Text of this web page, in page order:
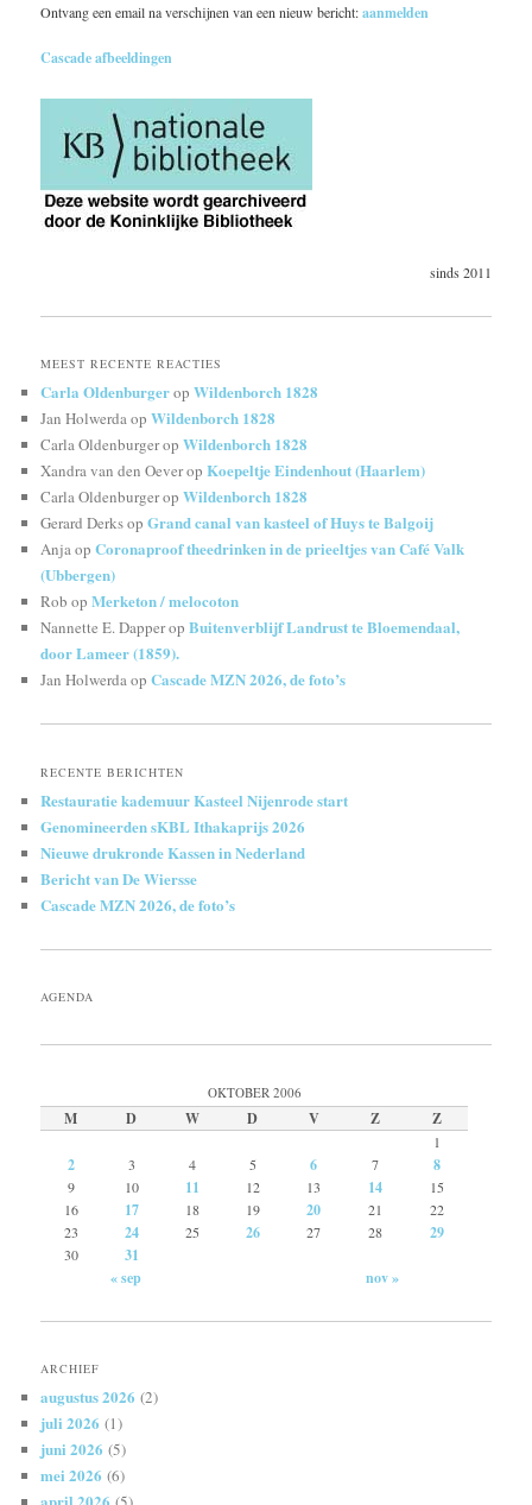
Ontvang een email na verschijnen van een nieuw bericht:aanmelden
Cascade afbeeldingen
sinds 2011
MEEST RECENTE REACTIES
Carla OldenburgeropWildenborch 1828
Jan HolwerdaopWildenborch 1828
Carla OldenburgeropWildenborch 1828
Xandra van den OeveropKoepeltje Eindenhout (Haarlem)
Carla OldenburgeropWildenborch 1828
Gerard DerksopGrand canal van kasteel of Huys te Balgoij
AnjaopCoronaproof theedrinken in de prieeltjes van Café Valk
(Ubbergen)
Rob opMerketon / melocoton
Nannette E. DapperopBuitenverblijf Landrust te Bloemendaal,
door Lameer (1859).
Jan HolwerdaopCascade MZN 2026, de foto’s
RECENTE BERICHTEN
Restauratie kademuur Kasteel Nijenrode start
Genomineerden sKBL Ithakaprijs 2026
Nieuwe drukronde Kassen in Nederland
Bericht van De Wiersse
Cascade MZN 2026, de foto’s
AGENDA
OKTOBER 2006
M D W D V Z Z
1
2 3 4 5 6 7 8
9 10 11 12 13 14
15
16
17 18 19 20 21
22
23
24 25 26 27 28 29
30
31
« sep
nov »
ARCHIEF
augustus 2026 (2)
juli 2026 (1)
juni 2026 (5)
mei 2026 (6)